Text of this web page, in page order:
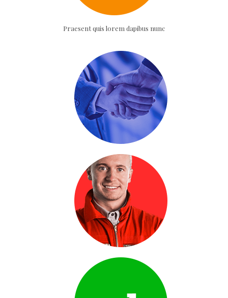
Praesent quis lorem dapibus nunc